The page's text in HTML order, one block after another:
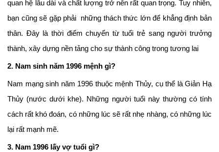
quan hệ lâu dài và chất lượng trở nên rất quan trọng. Tuy nhiên,
bạn cũng sẽ gặp phải những thách thức lớn để khẳng định bản
thân. Đây là thời điểm chuyển từ tuổi trẻ sang người trưởng
thành, xây dựng nền tảng cho sự thành công trong tương lai
2. Nam sinh năm 1996 mệnh gì?
Nam mạng sinh năm 1996 thuộc mệnh Thủy, cụ thể là Giản Hạ
Thủy (nước dưới khe). Những người tuổi này thường có tính
cách rất khó đoán, có những lúc sẽ rất nhẹ nhàng, có những lúc
lại rất mạnh mẽ.
3. Nam 1996 lấy vợ tuổi gì?